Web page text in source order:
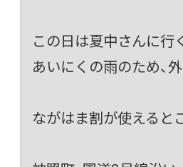
この日は夏中さんに行
あいにくの雨のため、
ながはま割が使えるとこ